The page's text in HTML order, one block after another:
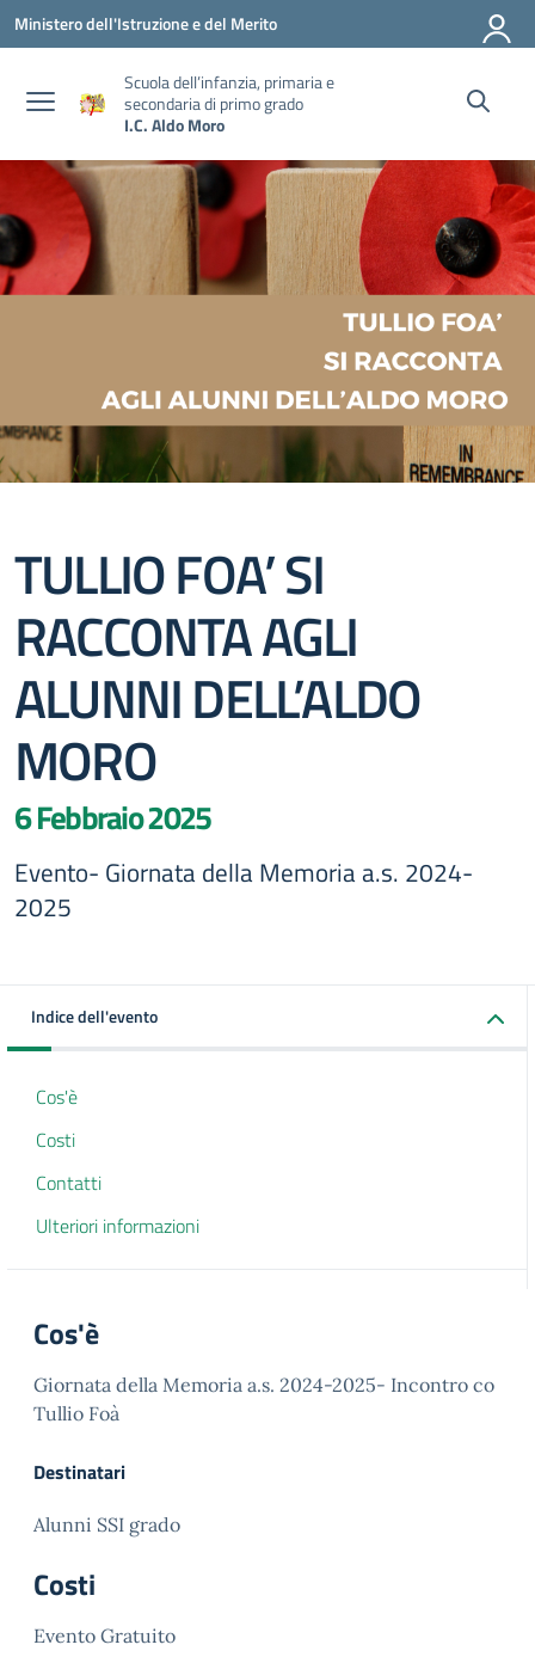
Vai ai contenuti
Vai al menu di navigazione
Vai al footer
Ministero dell'Istruzione e del Merito
Scuola dell’infanzia, primaria e
secondaria di primo grado
I.C. Aldo Moro
TULLIO FOA’ SI
RACCONTA AGLI
ALUNNI DELL’ALDO
MORO
6 Febbraio 2025
Evento- Giornata della Memoria a.s. 2024-
2025
Indice dell'evento
Cos'è
Costi
Contatti
Ulteriori informazioni
Cos'è
Giornata della Memoria a.s. 2024-2025- Incontro co
Tullio Foà
Destinatari
Alunni SSI grado
Costi
Evento Gratuito